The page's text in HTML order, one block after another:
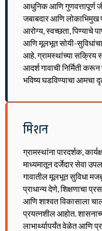
आधुनिक आणि गुणवत्तापूर्ण
जबाबदार आणि लोकाभिमुख
आरोग्य, स्वच्छता, पिण्याचे
आणि मूलभूत सोयी-
आहे. ग्रामस्थांच्या सक्रिय
आदर्श गावाची निर्मिती
भविष्य घडविण्याचा
मिशन
ग्रामस्थांना पारदर्शक,
माध्यमातून दर्जेदार सेवा
गावातील मूलभूत सुविधा
प्राधान्य देणे, शिक्षणाचा
आणि शाश्वत विकासाला
प्रयत्नशील आहोत.
लाभार्थ्यापर्यंत वेळेत आणि